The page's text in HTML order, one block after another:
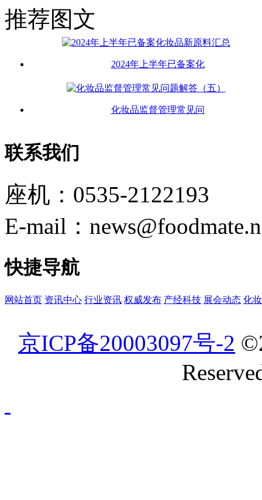
推荐图文
2024年上半年已备案化
化妆品监督管理常见问
联系我们
座机：0535-2122193
E-mail：
快捷导航
网站首页 资讯中心 行业资讯 权威发布 产经科技 展会动态 化
京ICP备20003097号-2